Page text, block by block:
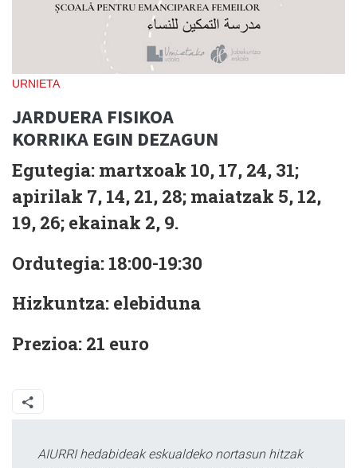
URNIETA
JARDUERA FISIKOA
KORRIKA EGIN DEZAGUN
Egutegia: martxoak 10, 17, 24, 31;
apirilak 7, 14, 21, 28; maiatzak 5, 12,
19, 26; ekainak 2, 9.
Ordutegia: 18:00-19:30
Hizkuntza: elebiduna
Prezioa: 21 euro
AIURRI hedabideak eskualdeko nortasun hitzak